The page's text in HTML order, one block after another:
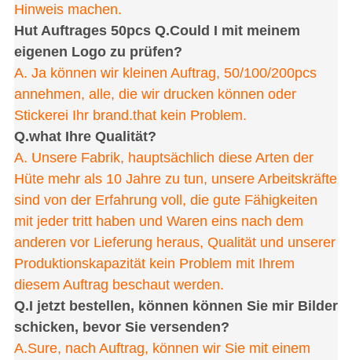
Hinweis machen.
Hut Auftrages 50pcs Q.Could I mit meinem
eigenen Logo zu prüfen?
A. Ja können wir kleinen Auftrag, 50/100/200pcs
annehmen, alle, die wir drucken können oder
Stickerei Ihr brand.that kein Problem.
Q.what Ihre Qualität?
A. Unsere Fabrik, hauptsächlich diese Arten der
Hüte mehr als 10 Jahre zu tun, unsere Arbeitskräfte
sind von der Erfahrung voll, die gute Fähigkeiten
mit jeder tritt haben und Waren eins nach dem
anderen vor Lieferung heraus, Qualität und unserer
Produktionskapazität kein Problem mit Ihrem
diesem Auftrag beschaut werden.
Q.I jetzt bestellen, können können Sie mir Bilder
schicken, bevor Sie versenden?
A.Sure, nach Auftrag, können wir Sie mit einem